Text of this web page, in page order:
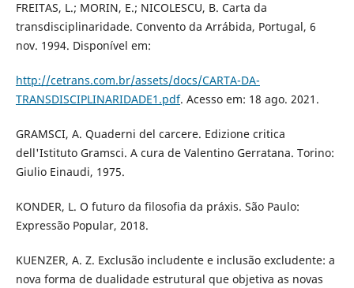
FREITAS, L.; MORIN, E.; NICOLESCU, B. Carta da
transdisciplinaridade. Convento da Arrábida, Portugal, 6
nov. 1994. Disponível em:
http://cetrans.com.br/assets/docs/CARTA-DA-
TRANSDISCIPLINARIDADE1.pdf. Acesso em: 18 ago. 2021.
GRAMSCI, A. Quaderni del carcere. Edizione critica
dell'Istituto Gramsci. A cura de Valentino Gerratana. Torino:
Giulio Einaudi, 1975.
KONDER, L. O futuro da filosofia da práxis. São Paulo:
Expressão Popular, 2018.
KUENZER, A. Z. Exclusão includente e inclusão excludente: a
nova forma de dualidade estrutural que objetiva as novas